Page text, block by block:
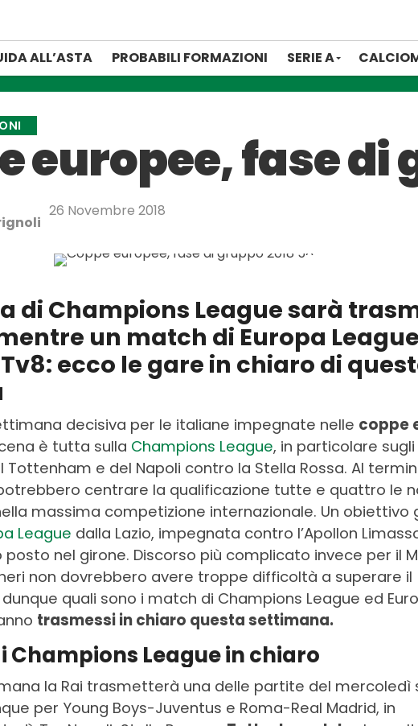
ALL’ASTA PROBABILI FORMAZIONI SERIE A
europee, fase di
26 Novembre 2018
di Champions League sarà
un match di Europa
ecco le gare in chiaro di
decisiva per le italiane impegnate nelle coppe
è tutta sulla Champions League, in particolare
Tottenham e del Napoli contro la Stella Rossa. Al
centrare la qualificazione tutte e quattro le
massima competizione internazionale. Un obiettivo
League dalla Lazio, impegnata contro l’Apollon
posto nel girone. Discorso più complicato invece per il
non dovrebbero avere troppe difficoltà a superare il
dunque quali sono i match di Champions League ed
trasmessi in chiaro questa settimana.
Champions League in chiaro
la Rai trasmetterà una delle partite del mercoledì
per Young Boys-Juventus e Roma-Real Madrid, in